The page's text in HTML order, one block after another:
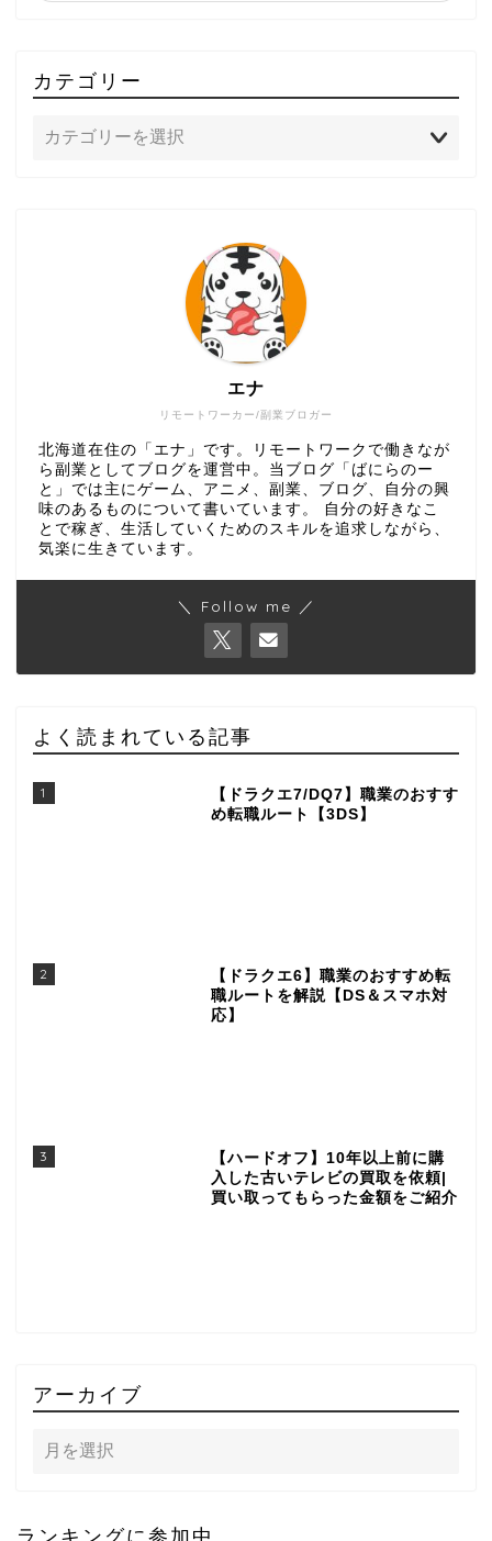
カテゴリー
リモートワーカー/副業ブロガー
エナ
北海道在住の「エナ」です。リモートワークで働きなが
ら副業としてブログを運営中。当ブログ「ばにらのー
と」では主にゲーム、アニメ、副業、ブログ、自分の興
味のあるものについて書いています。 自分の好きなこ
とで稼ぎ、生活していくためのスキルを追求しながら、
気楽に生きています。
＼ Follow me ／
よく読まれている記事
1
【ドラクエ7/DQ7】職業のおすす
め転職ルート【3DS】
2
【ドラクエ6】職業のおすすめ転
職ルートを解説【DS＆スマホ対
応】
3
【ハードオフ】10年以上前に購
入した古いテレビの買取を依頼|
買い取ってもらった金額をご紹介
アーカイブ
ランキングに参加中